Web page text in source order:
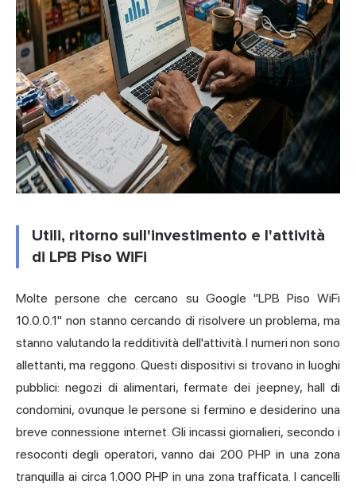
Utili, ritorno sull'investimento e l'attività
di LPB Piso WiFi
Molte persone che cercano su Google "LPB Piso WiFi
10.0.0.1" non stanno cercando di risolvere un problema, ma
stanno valutando la redditività dell'attività. I numeri non sono
allettanti, ma reggono. Questi dispositivi si trovano in luoghi
pubblici: negozi di alimentari, fermate dei jeepney, hall di
condomini, ovunque le persone si fermino e desiderino una
breve connessione internet. Gli incassi giornalieri, secondo i
resoconti degli operatori, vanno dai 200 PHP in una zona
tranquilla ai circa 1.000 PHP in una zona trafficata. I cancelli